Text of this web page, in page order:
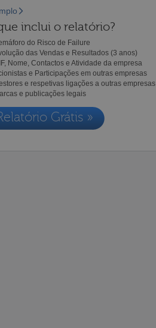
inclui o relatório?
do Risco de Failure
das Vendas e Resultados (3 anos)
Nome, Contactos e Atividade da empresa
e Participações em outras empresas
e respetivas ligações a outras empresas
e publicações legais
Grátis »